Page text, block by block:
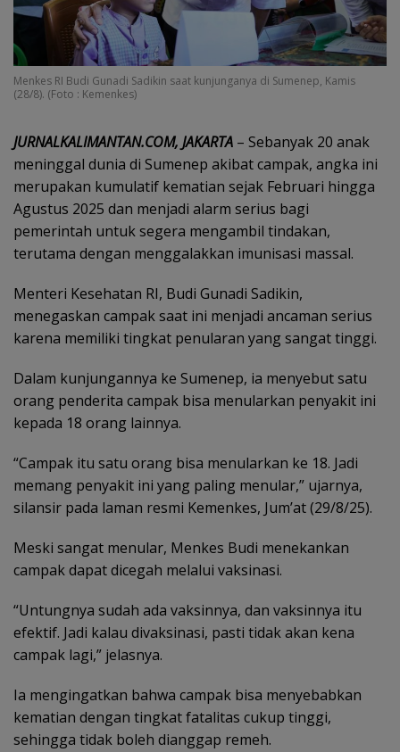
Menkes RI Budi Gunadi Sadikin saat kunjunganya di Sumenep, Kamis
(28/8). (Foto : Kemenkes)
JURNALKALIMANTAN.COM, JAKARTA – Sebanyak 20 anak
meninggal dunia di Sumenep akibat campak, angka ini
merupakan kumulatif kematian sejak Februari hingga
Agustus 2025 dan menjadi alarm serius bagi
pemerintah untuk segera mengambil tindakan,
terutama dengan menggalakkan imunisasi massal.
Menteri Kesehatan RI, Budi Gunadi Sadikin,
menegaskan campak saat ini menjadi ancaman serius
karena memiliki tingkat penularan yang sangat tinggi.
Dalam kunjungannya ke Sumenep, ia menyebut satu
orang penderita campak bisa menularkan penyakit ini
kepada 18 orang lainnya.
“Campak itu satu orang bisa menularkan ke 18. Jadi
memang penyakit ini yang paling menular,” ujarnya,
silansir pada laman resmi Kemenkes, Jum’at (29/8/25).
Meski sangat menular, Menkes Budi menekankan
campak dapat dicegah melalui vaksinasi.
“Untungnya sudah ada vaksinnya, dan vaksinnya itu
efektif. Jadi kalau divaksinasi, pasti tidak akan kena
campak lagi,” jelasnya.
Ia mengingatkan bahwa campak bisa menyebabkan
kematian dengan tingkat fatalitas cukup tinggi,
sehingga tidak boleh dianggap remeh.